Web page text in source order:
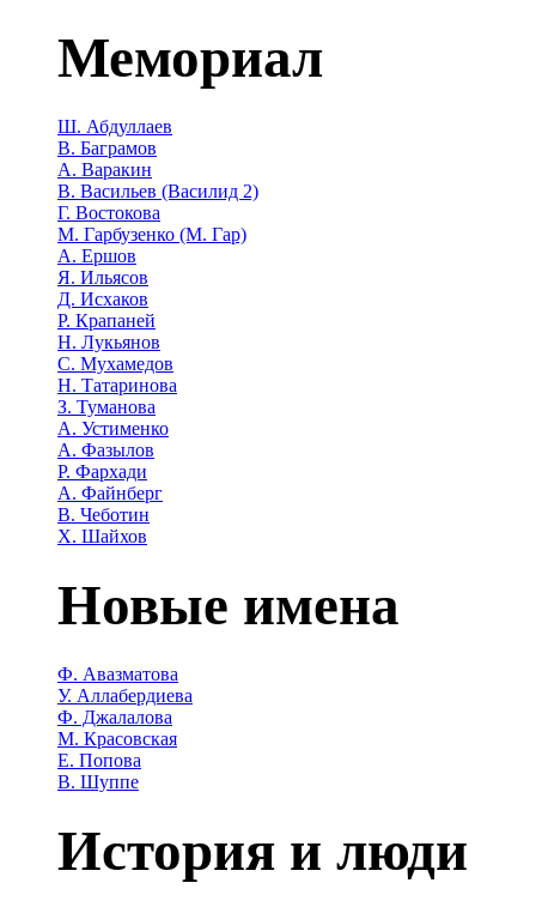
Мемориал
Ш. Абдуллаев
В. Баграмов
А. Варакин
В. Васильев (Василид 2)
Г. Востокова
М. Гарбузенко (М. Гар)
А. Ершов
Я. Ильясов
Д. Исхаков
Р. Крапаней
Н. Лукьянов
С. Мухамедов
Н. Татаринова
З. Туманова
А. Устименко
А. Фазылов
Р. Фархади
А. Файнберг
В. Чеботин
Х. Шайхов
Новые имена
Ф. Авазматова
У. Аллабердиева
Ф. Джалалова
М. Красовская
Е. Попова
В. Шуппе
История и люди